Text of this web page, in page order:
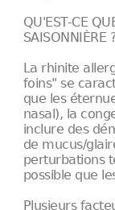
QU'EST-CE
SAISONNIÈRE
La rhinite
foins" se
que les
nasal), la
inclure des
de mucus/
perturbations
possible que
Plusieurs